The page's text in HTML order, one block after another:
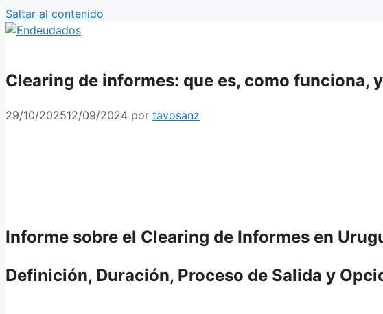
Saltar al contenido
Clearing de informes: que es, como funciona,
29/10/202512/09/2024 por tavosanz
Informe sobre el Clearing de Informes en
Definición, Duración, Proceso de Salida y